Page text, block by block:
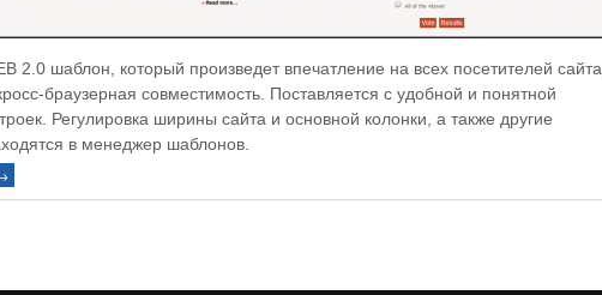
2.0 шаблон, который произведет впечатление на всех посетителей сайта,
браузерная совместимость. Поставляется с удобной и понятной
Регулировка ширины сайта и основной колонки, а также другие
в менеджер шаблонов.